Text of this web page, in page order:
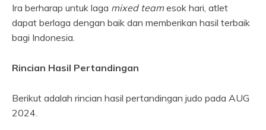
Ira berharap untuk laga mixed teamesok hari, atlet
dapat berlaga dengan baik dan memberikan hasil terbaik
bagi Indonesia.
Rincian Hasil Pertandingan
Berikut adalah rincian hasil pertandingan judo pada AUG
2024.